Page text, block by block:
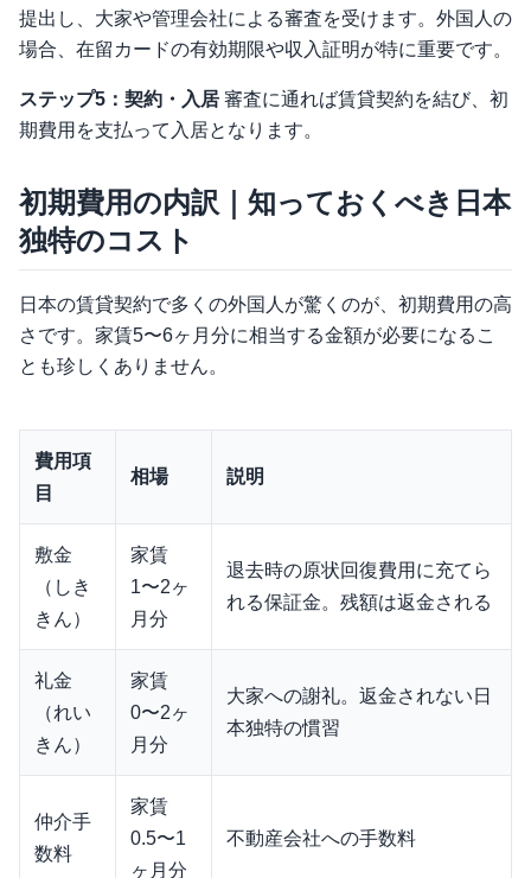
提出し、大家や管理会社による審査を受けます。外国人の
場合、在留カードの有効期限や収入証明が特に重要です。
ステップ5：契約・入居 審査に通れば賃貸契約を結び、初
期費用を支払って入居となります。
初期費用の内訳｜知っておくべき日本
独特のコスト
日本の賃貸契約で多くの外国人が驚くのが、初期費用の高
さです。家賃5〜6ヶ月分に相当する金額が必要になるこ
とも珍しくありません。
費用項
目
相場 説明
敷金
（しき
きん）
家賃
1〜2ヶ
月分
退去時の原状回復費用に充てら
れる保証金。残額は返金される
礼金
（れい
きん）
家賃
0〜2ヶ
月分
大家への謝礼。返金されない日
本独特の慣習
仲介手
数料
家賃
0.5〜1
ヶ月分
不動産会社への手数料